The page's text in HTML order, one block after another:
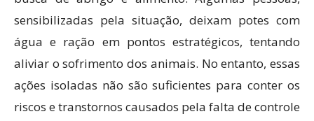
sensibilizadas pela situação, deixam potes com
água e ração em pontos estratégicos, tentando
aliviar o sofrimento dos animais. No entanto, essas
ações isoladas não são suficientes para conter os
riscos e transtornos causados pela falta de controle